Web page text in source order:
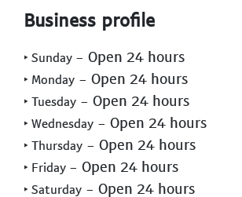
Business profile
‣ Sunday - Open 24 hours
‣ Monday - Open 24 hours
‣ Tuesday - Open 24 hours
‣ Wednesday - Open 24 hours
‣ Thursday - Open 24 hours
‣ Friday - Open 24 hours
‣ Saturday - Open 24 hours